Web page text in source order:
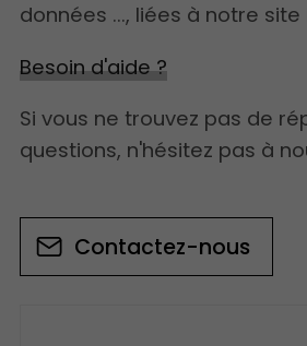
données ..., liées à notre
Besoin d'aide ?
Si vous ne trouvez pas de
questions, n'hésitez pas à
Contactez-nous